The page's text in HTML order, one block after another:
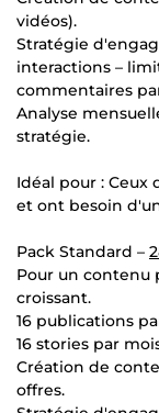
vidéos).
Stratégie
interactions –
commentaires
Analyse
stratégie.
Idéal pour :
et ont besoin
Pack Standard –
Pour un contenu
croissant.
16 publications
16 stories par
Création de
offres.